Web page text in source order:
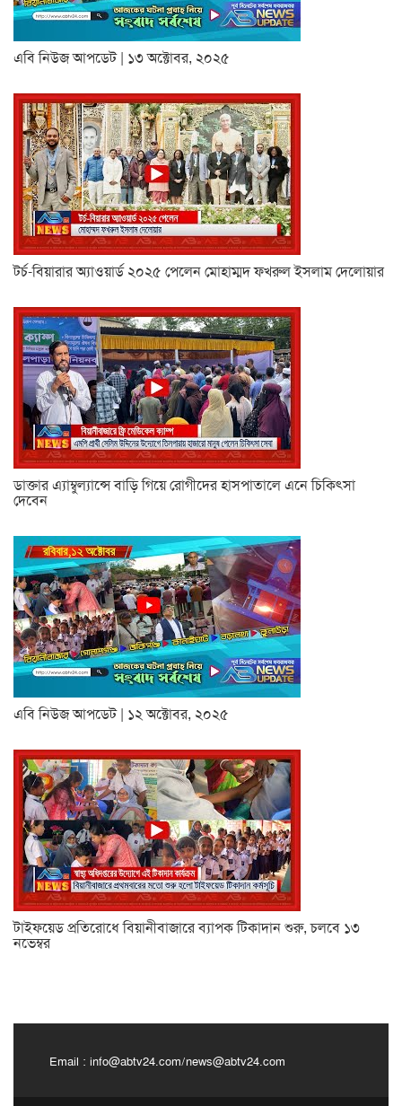
এবি নিউজ আপডেট | ১৩ অক্টোবর, ২০২৫
টর্চ-বিয়ারার অ্যাওয়ার্ড ২০২৫ পেলেন মোহাম্মদ ফখরুল ইসলাম দেলোয়ার
ডাক্তার এ্যাম্বুল্যান্সে বাড়ি গিয়ে রোগীদের হাসপাতালে এনে চিকিৎসা
দেবেন
এবি নিউজ আপডেট | ১২ অক্টোবর, ২০২৫
টাইফয়েড প্রতিরোধে বিয়ানীবাজারে ব্যাপক টিকাদান শুরু, চলবে ১৩
নভেম্বর
Email : info@abtv24.com/news@abtv24.com